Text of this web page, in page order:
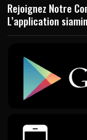
Rejoignez Notre
L’application